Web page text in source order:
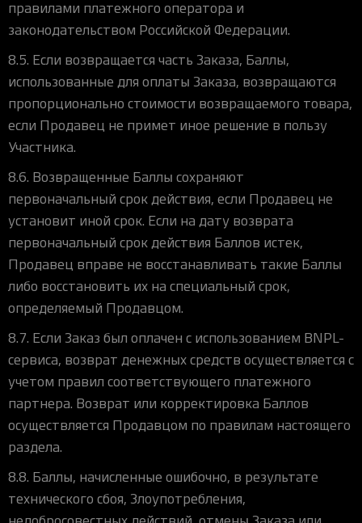
правилами платежного оператора и
законодательством Российской Федерации.
8.5. Если возвращается часть Заказа, Баллы,
использованные для оплаты Заказа, возвращаются
пропорционально стоимости возвращаемого товара,
если Продавец не примет иное решение в пользу
Участника.
8.6. Возвращенные Баллы сохраняют
первоначальный срок действия, если Продавец не
установит иной срок. Если на дату возврата
первоначальный срок действия Баллов истек,
Продавец вправе не восстанавливать такие Баллы
либо восстановить их на специальный срок,
определяемый Продавцом.
8.7. Если Заказ был оплачен с использованием BNPL-
сервиса, возврат денежных средств осуществляется с
учетом правил соответствующего платежного
партнера. Возврат или корректировка Баллов
осуществляется Продавцом по правилам настоящего
раздела.
8.8. Баллы, начисленные ошибочно, в результате
технического сбоя, Злоупотребления,